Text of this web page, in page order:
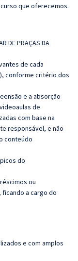
que oferecemos.
DE PRAÇAS DA
de cada
conforme critério dos
e a absorção
de
com base na
responsável, e não
conteúdo
do
ou
a cargo do
e com amplos